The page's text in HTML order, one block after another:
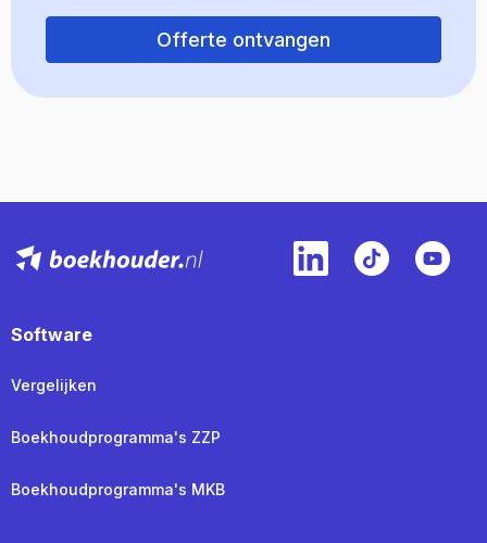
Offerte ontvangen
Software
Vergelijken
Boekhoudprogramma's ZZP
Boekhoudprogramma's MKB